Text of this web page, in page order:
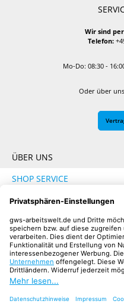
Wir sind
Telefon:
Mo-Do: 08:30 -
Oder über
ÜBER UNS
SHOP SERVICE
INFORMATION
SICHER EINKAUFEN
UNSERE COMMUNITIES
FacebookInstagram